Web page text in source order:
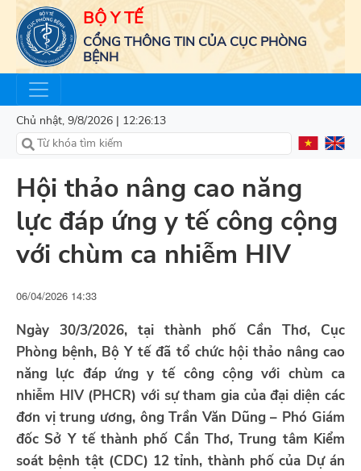
BỘ Y TẾ
CỔNG THÔNG TIN CỦA CỤC PHÒNG
BỆNH
Chủ nhật, 9/8/2026 | 12:26:14
Hội thảo nâng cao năng
lực đáp ứng y tế công cộng
với chùm ca nhiễm HIV
06/04/2026 14:33
Ngày 30/3/2026, tại thành phố Cần Thơ, Cục
Phòng bệnh, Bộ Y tế đã tổ chức hội thảo nâng cao
năng lực đáp ứng y tế công cộng với chùm ca
nhiễm HIV (PHCR) với sự tham gia của đại diện các
đơn vị trung ương, ông Trần Văn Dũng – Phó Giám
đốc Sở Y tế thành phố Cần Thơ, Trung tâm Kiểm
soát bệnh tật (CDC) 12 tỉnh, thành phố của Dự án